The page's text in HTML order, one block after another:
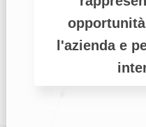
l'azienda e